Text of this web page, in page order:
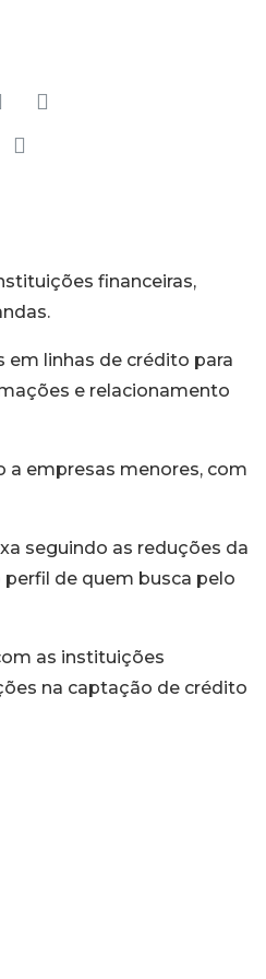
financeiras,
em linhas de crédito para
e relacionamento
a empresas menores, com
seguindo as reduções da
de quem busca pelo
as instituições
na captação de crédito